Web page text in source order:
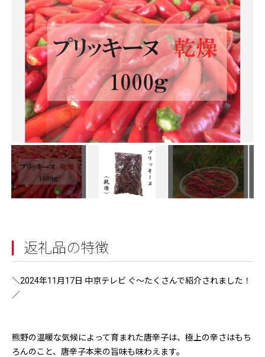
返礼品の特徴
＼2024年11月17日 中京テレビ ぐ〜たくさんで紹介されました！
／
熊野の温暖な気候によって育まれた唐辛子は、極上の辛さはもち
ろんのこと、唐辛子本来の旨味も味わえます。